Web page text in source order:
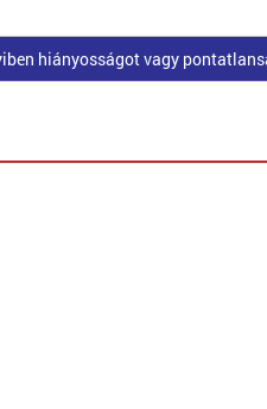
hiányosságot vagy